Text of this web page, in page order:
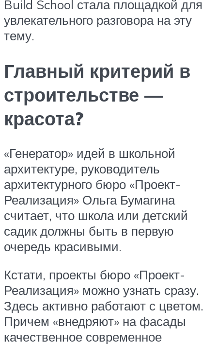
Build School стала площадкой для
увлекательного разговора на эту
тему.
Главный критерий в
строительстве —
красота?
«Генератор» идей в школьной
архитектуре, руководитель
архитектурного бюро «Проект-
Реализация» Ольга Бумагина
считает, что школа или детский
садик должны быть в первую
очередь красивыми.
Кстати, проекты бюро «Проект-
Реализация» можно узнать сразу.
Здесь активно работают с цветом.
Причем «внедряют» на фасады
качественное современное